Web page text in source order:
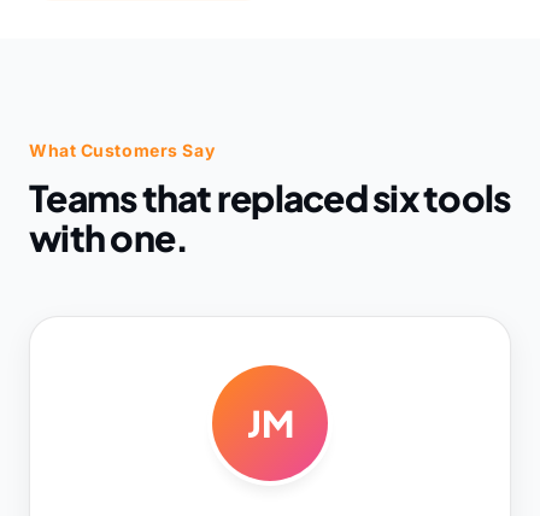
What Customers Say
Teams that replaced six tools
with one.
FA